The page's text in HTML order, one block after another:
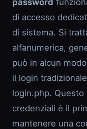
password
di accesso
di sistema. Si
alfanumerica,
può in alcun
il login
login.php.
credenziali è il
mantenere una